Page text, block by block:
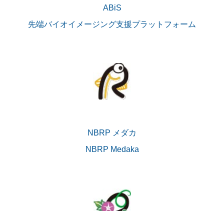
ABiS
先端バイオイメージング支援プラットフォーム
NBRP メダカ
NBRP Medaka